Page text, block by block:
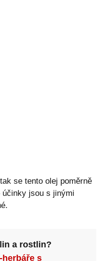
se tento olej poměrně
jsou s jinými
a rostlin?
herbáře s